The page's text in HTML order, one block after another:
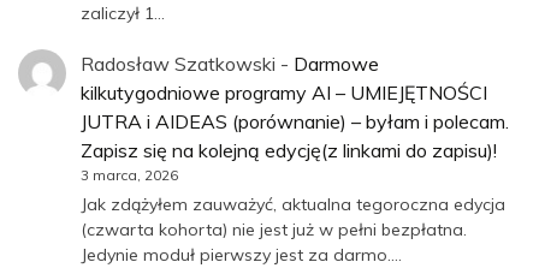
zaliczył 1…
Radosław Szatkowski - Darmowe
kilkutygodniowe programy AI – UMIEJĘTNOŚCI
JUTRA i AIDEAS (porównanie) – byłam i polecam.
Zapisz się na kolejną edycję(z linkami do zapisu)!
3 marca, 2026
Jak zdążyłem zauważyć, aktualna tegoroczna edycja
(czwarta kohorta) nie jest już w pełni bezpłatna.
Jedynie moduł pierwszy jest za darmo.…